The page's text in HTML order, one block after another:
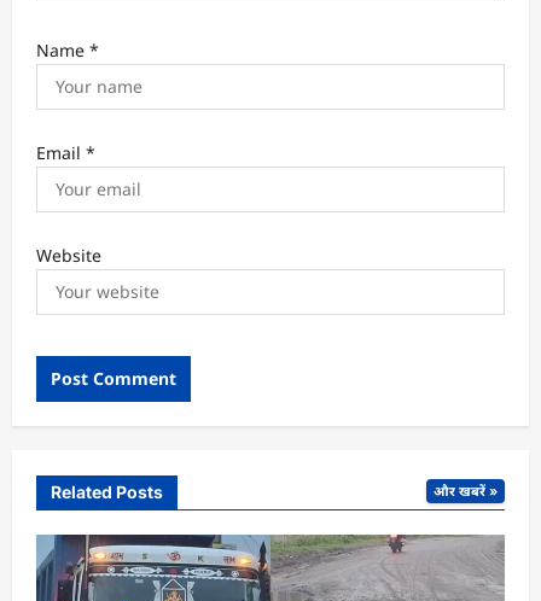
Name *
Email *
Website
Related Posts और खबरें »